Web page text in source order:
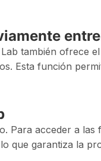
también ofrece
Esta función
Para acceder a
que garantiza la